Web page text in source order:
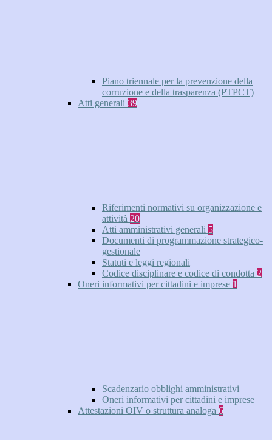
Piano triennale per la prevenzione della
corruzione e della trasparenza (PTPCT)
Atti generali 39
Riferimenti normativi su organizzazione e
attività 20
Atti amministrativi generali 5
Documenti di programmazione strategico-
gestionale
Statuti e leggi regionali
Codice disciplinare e codice di condotta 2
Oneri informativi per cittadini e imprese 1
Scadenzario obblighi amministrativi
Oneri informativi per cittadini e imprese
Attestazioni OIV o struttura analoga 6